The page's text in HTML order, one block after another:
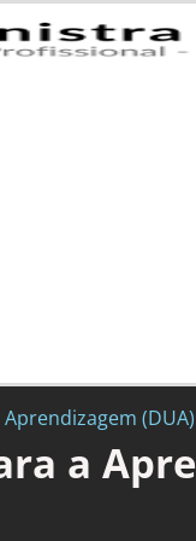
(DUA)
a